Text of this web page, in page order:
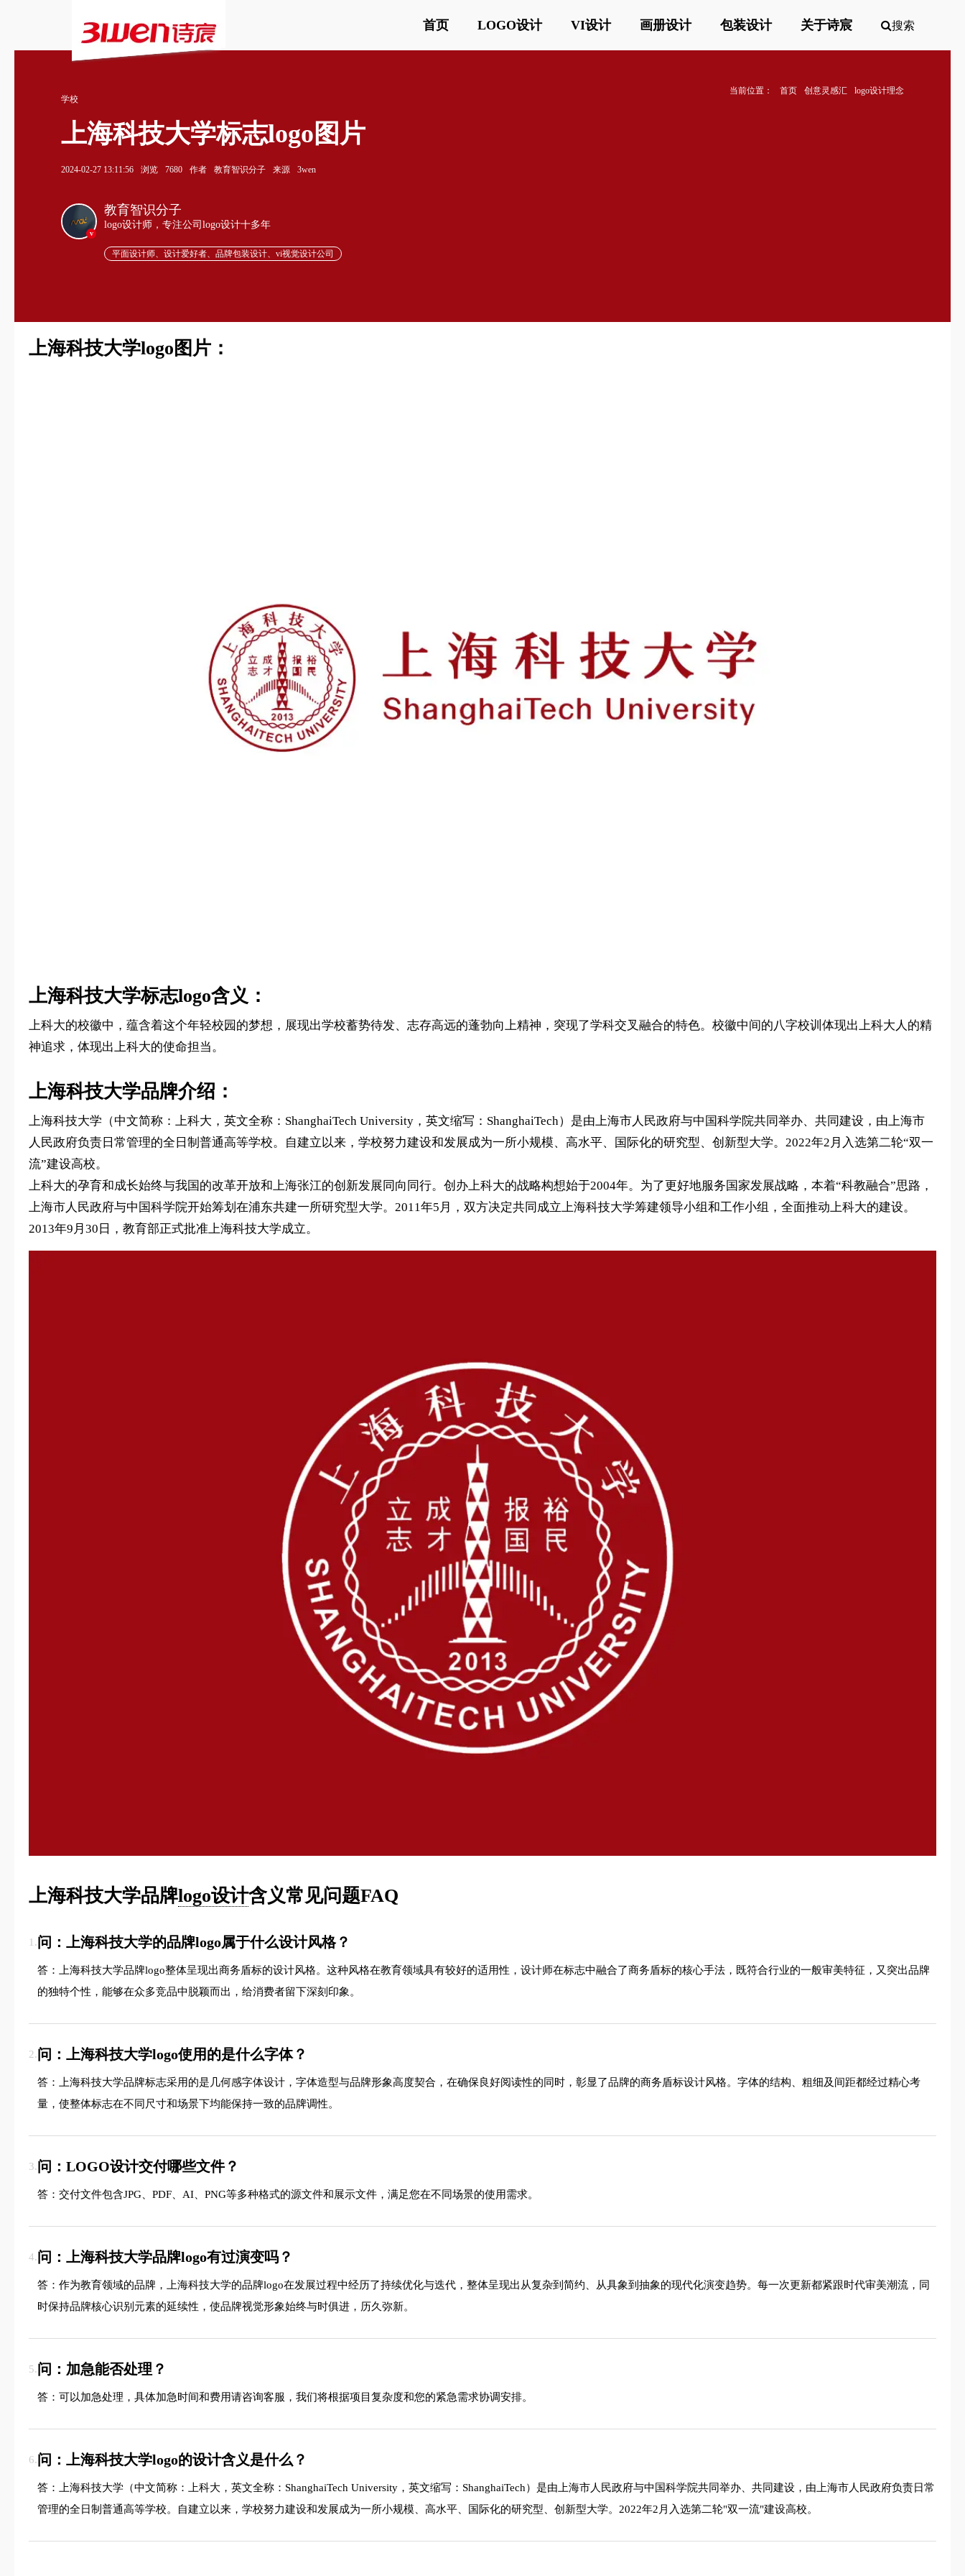
首页 LOGO设计 VI设计 画册设计 包装设计 关于诗宸 搜索
当前位置： 首页 创意灵感汇
logo设计理念
学校
上海科技大学标志logo图片
2024-02-27 13:11:56 浏览 7680 作者 教育智识分子 来源 3wen
v
教育智识分子
logo设计师，专注公司logo设计十多年
平面设计师、设计爱好者、品牌包装设计、vi视觉设计公司
上海科技大学logo图片：
上海科技大学标志logo含义：
上科大的校徽中，蕴含着这个年轻校园的梦想，展现出学校蓄势待发、志存高远的蓬勃向上精神，突现了学科交叉融合的特色。校徽中间的八字校训体现出上科大人的精
神追求，体现出上科大的使命担当。
上海科技大学品牌介绍：
上海科技大学（中文简称：上科大，英文全称：ShanghaiTech University，英文缩写：ShanghaiTech）是由上海市人民政府与中国科学院共同举办、共同建设，由上海市
人民政府负责日常管理的全日制普通高等学校。自建立以来，学校努力建设和发展成为一所小规模、高水平、国际化的研究型、创新型大学。2022年2月入选第二轮“双一
流”建设高校。
上科大的孕育和成长始终与我国的改革开放和上海张江的创新发展同向同行。创办上科大的战略构想始于2004年。为了更好地服务国家发展战略，本着“科教融合”思路，
上海市人民政府与中国科学院开始筹划在浦东共建一所研究型大学。2011年5月，双方决定共同成立上海科技大学筹建领导小组和工作小组，全面推动上科大的建设。
2013年9月30日，教育部正式批准上海科技大学成立。
上海科技大学品牌logo设计含义常见问题FAQ
1.问：上海科技大学的品牌logo属于什么设计风格？
答：上海科技大学品牌logo整体呈现出商务盾标的设计风格。这种风格在教育领域具有较好的适用性，设计师在标志中融合了商务盾标的核心手法，既符合行业的一般审美特征，又突出品牌
的独特个性，能够在众多竞品中脱颖而出，给消费者留下深刻印象。
2.问：上海科技大学logo使用的是什么字体？
答：上海科技大学品牌标志采用的是几何感字体设计，字体造型与品牌形象高度契合，在确保良好阅读性的同时，彰显了品牌的商务盾标设计风格。字体的结构、粗细及间距都经过精心考
量，使整体标志在不同尺寸和场景下均能保持一致的品牌调性。
3.问：LOGO设计交付哪些文件？
答：交付文件包含JPG、PDF、AI、PNG等多种格式的源文件和展示文件，满足您在不同场景的使用需求。
4.问：上海科技大学品牌logo有过演变吗？
答：作为教育领域的品牌，上海科技大学的品牌logo在发展过程中经历了持续优化与迭代，整体呈现出从复杂到简约、从具象到抽象的现代化演变趋势。每一次更新都紧跟时代审美潮流，同
时保持品牌核心识别元素的延续性，使品牌视觉形象始终与时俱进，历久弥新。
5.问：加急能否处理？
答：可以加急处理，具体加急时间和费用请咨询客服，我们将根据项目复杂度和您的紧急需求协调安排。
6.问：上海科技大学logo的设计含义是什么？
答：上海科技大学（中文简称：上科大，英文全称：ShanghaiTech University，英文缩写：ShanghaiTech）是由上海市人民政府与中国科学院共同举办、共同建设，由上海市人民政府负责日常
管理的全日制普通高等学校。自建立以来，学校努力建设和发展成为一所小规模、高水平、国际化的研究型、创新型大学。2022年2月入选第二轮"双一流"建设高校。